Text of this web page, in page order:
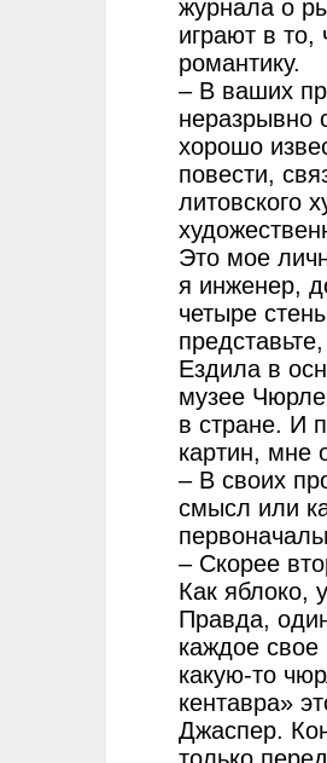
журнала о
играют в то,
романтику.
– В ваших
неразрывно
хорошо
повести,
литовского
Это мое
я инженер,
четыре
Ездила в
музее
в стране. И
картин, мне
– В своих
смысл или
– Скорее
Как яблоко,
Правда,
каждое
какую-то
кентавра»
Джаспер.